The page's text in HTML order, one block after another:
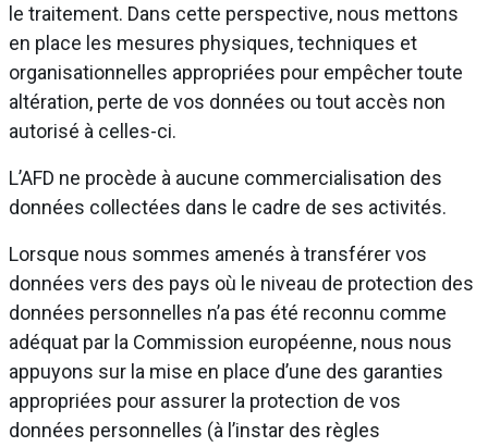
le traitement. Dans cette perspective, nous mettons
en place les mesures physiques, techniques et
organisationnelles appropriées pour empêcher toute
altération, perte de vos données ou tout accès non
autorisé à celles-ci.
L’AFD ne procède à aucune commercialisation des
données collectées dans le cadre de ses activités.
Lorsque nous sommes amenés à transférer vos
données vers des pays où le niveau de protection des
données personnelles n’a pas été reconnu comme
adéquat par la Commission européenne, nous nous
appuyons sur la mise en place d’une des garanties
appropriées pour assurer la protection de vos
données personnelles (à l’instar des règles